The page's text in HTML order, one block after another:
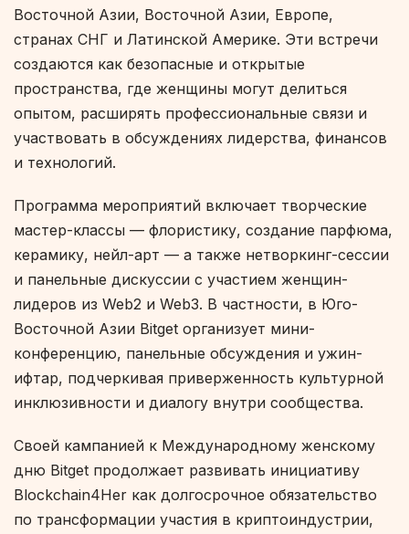
Восточной Азии, Восточной Азии, Европе,
странах СНГ и Латинской Америке. Эти встречи
создаются как безопасные и открытые
пространства, где женщины могут делиться
опытом, расширять профессиональные связи и
участвовать в обсуждениях лидерства, финансов
и технологий.
Программа мероприятий включает творческие
мастер-классы — флористику, создание парфюма,
керамику, нейл-арт — а также нетворкинг-сессии
и панельные дискуссии с участием женщин-
лидеров из Web2 и Web3. В частности, в Юго-
Восточной Азии Bitget организует мини-
конференцию, панельные обсуждения и ужин-
ифтар, подчеркивая приверженность культурной
инклюзивности и диалогу внутри сообщества.
Своей кампанией к Международному женскому
дню Bitget продолжает развивать инициативу
Blockchain4Her как долгосрочное обязательство
по трансформации участия в криптоиндустрии,